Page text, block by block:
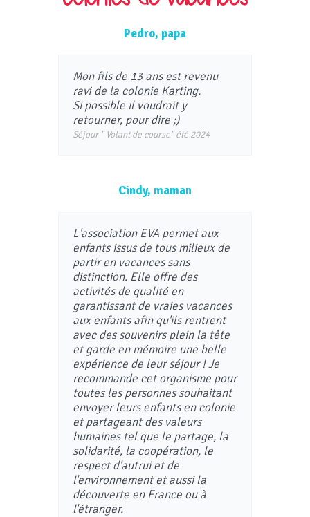
du RGPD), droit d’opposition (article 21 du
RGPD), droit de ne pas faire l’objet d’un
Vous pouvez exercer ces droits en
contactant : contact@evasion-
vacances.com.
Pedro, papa
Mon fils de 13 ans est revenu
ravi de la colonie Karting.
Si possible il voudrait y
retourner, pour dire ;)
Séjour " Volant de course" été 2024
Cindy, maman
L'association EVA permet aux
enfants issus de tous milieux de
partir en vacances sans
distinction. Elle offre des
activités de qualité en
garantissant de vraies vacances
aux enfants afin qu'ils rentrent
avec des souvenirs plein la tête
et garde en mémoire une belle
expérience de leur séjour ! Je
recommande cet organisme pour
toutes les personnes souhaitant
envoyer leurs enfants en colonie
et partageant des valeurs
humaines tel que le partage, la
solidarité, la coopération, le
respect d'autrui et de
l'environnement et aussi la
découverte en France ou à
l'étranger.